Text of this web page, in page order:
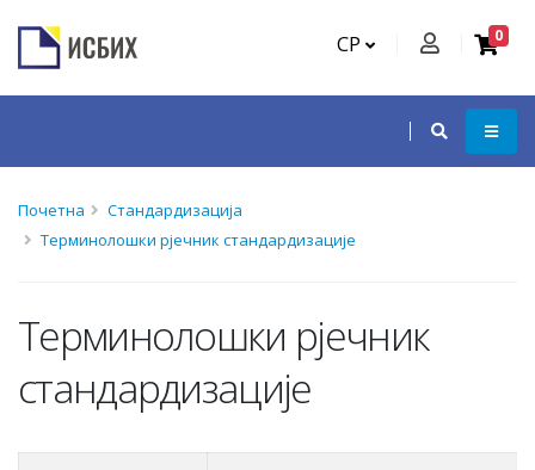
СР 0
Почетна
Стандардизација
Терминолошки рјечник стандардизације
Терминолошки рјечник
стандардизације